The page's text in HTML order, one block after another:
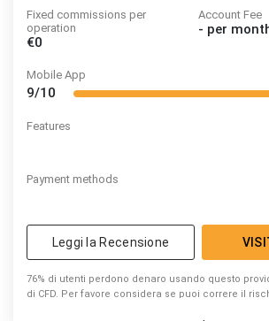
Fixed commissions per
operation
€0
Account Fee
- per
Mobile App
9/10
Features
Payment methods
Leggi la Recensione
76% di utenti perdono denaro usando questo
di CFD. Per favore considera se puoi correre il